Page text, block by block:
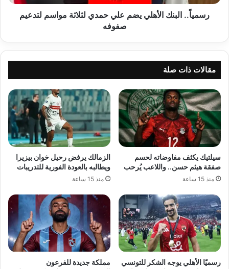
لتدعيم
صفوفهرسمياً.. البنك الأهلي يضم علي حمدي لثلاثة مواسم لتدعيم
صفوفه
مقالات ذات صلة
سيلتيك يكثف مفاوضاته لحسم
صفقة هيثم حسن.. واللاعب يُرحب
منذ 15 ساعة
الزمالك يرفض رحيل خوان بيزيرا
ويطالبه بالعودة الفورية للتدريبات
منذ 15 ساعة
رسميًا الأهلي يوجه الشكر للتونسي
مملكة جديدة للفرعون